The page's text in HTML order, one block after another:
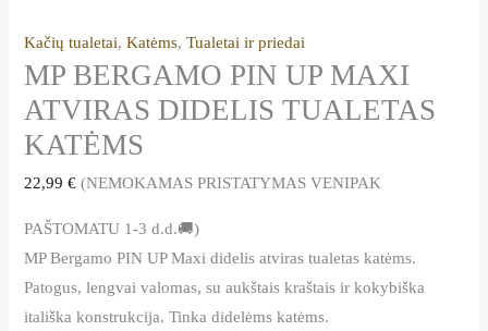
Kačių tualetai,Katėms,Tualetai ir priedai
MP BERGAMO PIN UP MAXI
ATVIRAS DIDELIS TUALETAS
KATĖMS
22,99€ (NEMOKAMAS PRISTATYMAS VENIPAK
PAŠTOMATU 1-3 d.d.🚚)
MP Bergamo PIN UP Maxi didelis atviras tualetas katėms.
Patogus, lengvai valomas, su aukštais kraštais ir kokybiška
itališka konstrukcija. Tinka didelėms katėms.